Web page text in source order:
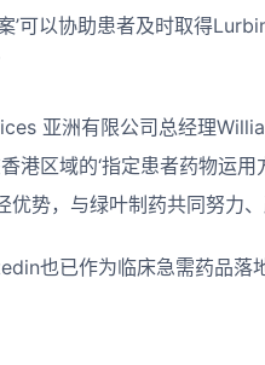
’可以协助患者及时取得
亚洲有限公司总经理
区域的‘指定患者药物运
优势，与绿叶制药共同努力
也已作为临床急需药品落